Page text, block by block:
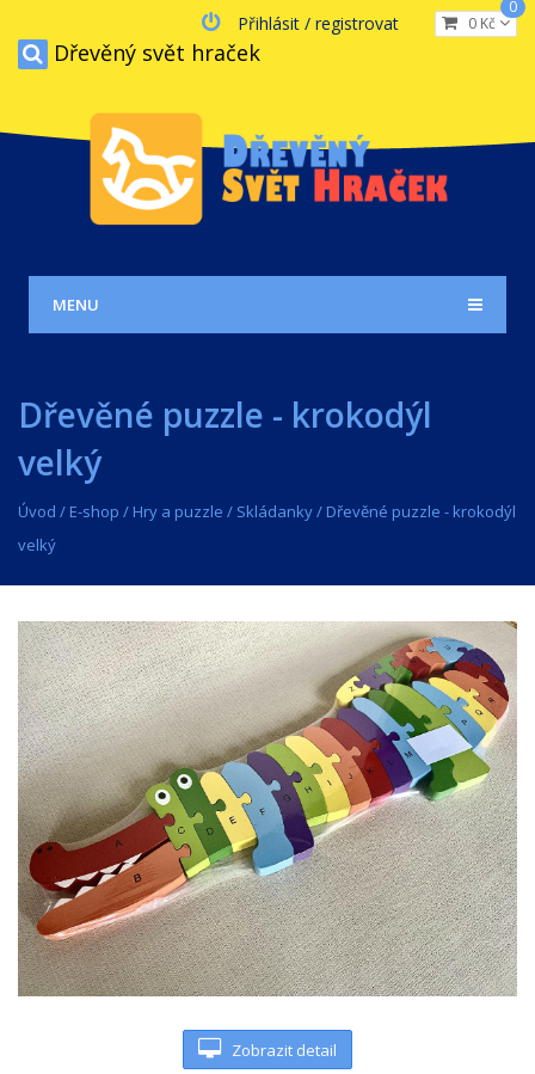
0 Kč
0
Přihlásit / registrovat
Dřevěný svět hraček
MENU
Dřevěné puzzle - krokodýl
velký
Úvod / E-shop / Hry a puzzle / Skládanky/ Dřevěné puzzle - krokodýl
velký
Zobrazit detail